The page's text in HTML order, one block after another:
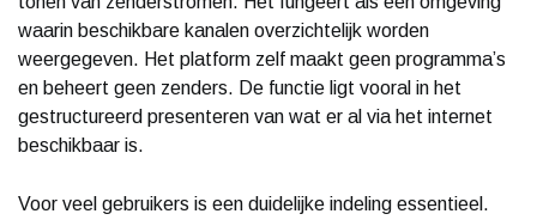
waarin beschikbare kanalen overzichtelijk worden
weergegeven. Het platform zelf maakt geen programma’s
en beheert geen zenders. De functie ligt vooral in het
gestructureerd presenteren van wat er al via het internet
beschikbaar is.
Voor veel gebruikers is een duidelijke indeling essentieel.